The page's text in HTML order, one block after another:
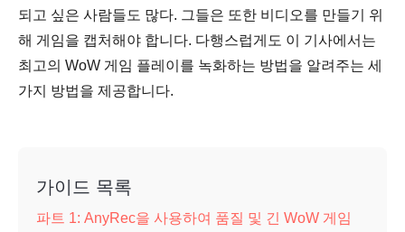
되고 싶은 사람들도 많다. 그들은 또한 비디오를 만들기 위
해 게임을 캡처해야 합니다. 다행스럽게도 이 기사에서는
최고의 WoW 게임 플레이를 녹화하는 방법을 알려주는 세
가지 방법을 제공합니다.
가이드 목록
파트 1: AnyRec을 사용하여 품질 및 긴 WoW 게임